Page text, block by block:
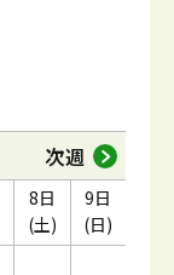
次週
8日
(土)
9日
(日)